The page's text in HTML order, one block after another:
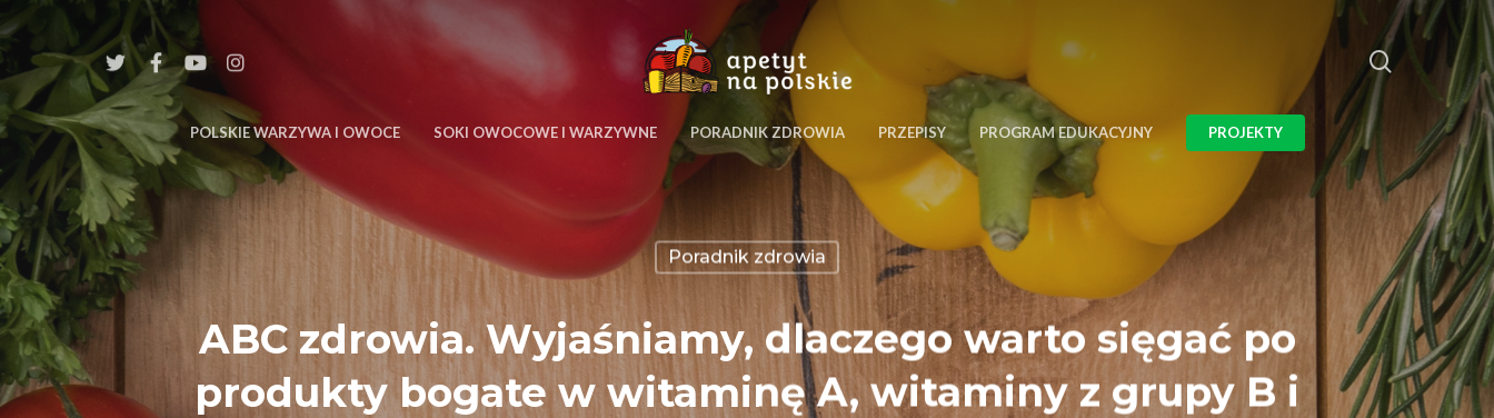
POLSKIE WARZYWA I OWOCE SOKI OWOCOWE I WARZYWNE PORADNIK ZDROWIA PRZEPISY PROGRAM EDUKACYJNY PROJEKTY
Poradnik zdrowia
ABC zdrowia. Wyjaśniamy, dlaczego warto sięgać po
produkty bogate w witaminę A, witaminy z grupy B i